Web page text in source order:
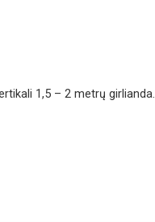
1,5 – 2 metrų girlianda.